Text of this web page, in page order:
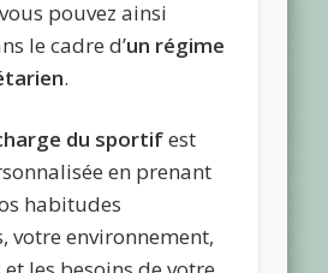
pouvez ainsi
le cadre d’un régime
.
du sportifest
en prenant
habitudes
votre environnement,